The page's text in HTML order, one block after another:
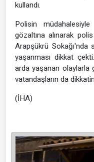
kullandı.
Polisin
gözaltına alınarak
Arapşükrü
yaşanması dikkat
arda yaşanan olaylarla
vatandaşların da
(İHA)